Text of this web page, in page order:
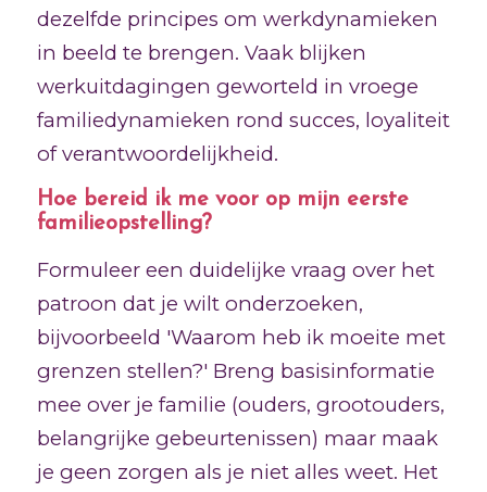
dezelfde principes om werkdynamieken
in beeld te brengen. Vaak blijken
werkuitdagingen geworteld in vroege
familiedynamieken rond succes, loyaliteit
of verantwoordelijkheid.
Hoe bereid ik me voor op mijn eerste
familieopstelling?
Formuleer een duidelijke vraag over het
patroon dat je wilt onderzoeken,
bijvoorbeeld 'Waarom heb ik moeite met
grenzen stellen?' Breng basisinformatie
mee over je familie (ouders, grootouders,
belangrijke gebeurtenissen) maar maak
je geen zorgen als je niet alles weet. Het